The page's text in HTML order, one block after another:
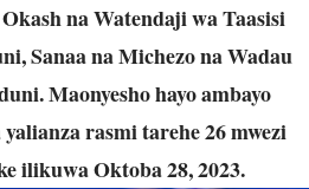
na Watendaji wa Taasisi
Sanaa na Michezo na Wadau
Maonyesho hayo ambayo
rasmi tarehe 26 mwezi
ilikuwa Oktoba 28, 2023.